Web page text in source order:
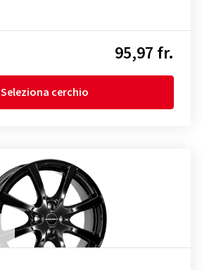
95,97 fr.
Seleziona cerchio